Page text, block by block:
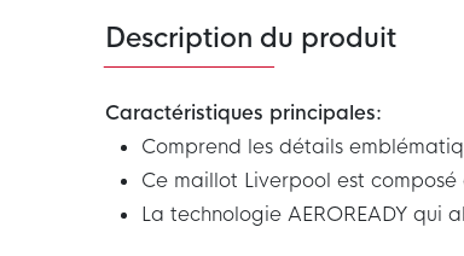
Description du produit
Caractéristiques principales:
Comprend les détails
Ce maillot Liverpool est
La technologie AEROREADY